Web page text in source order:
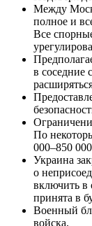
Между
полное и
Все
в соседние
По
000–850
Украина
о
включить в
принята в
Военный
войска.